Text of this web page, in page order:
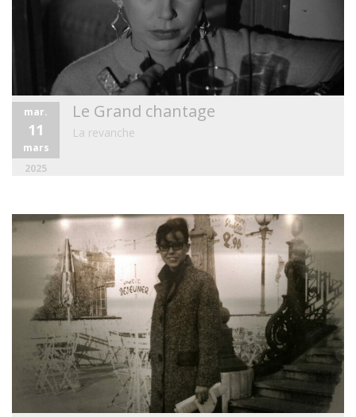
mar.
11
mars
2025
Le Grand chantage
La revanche